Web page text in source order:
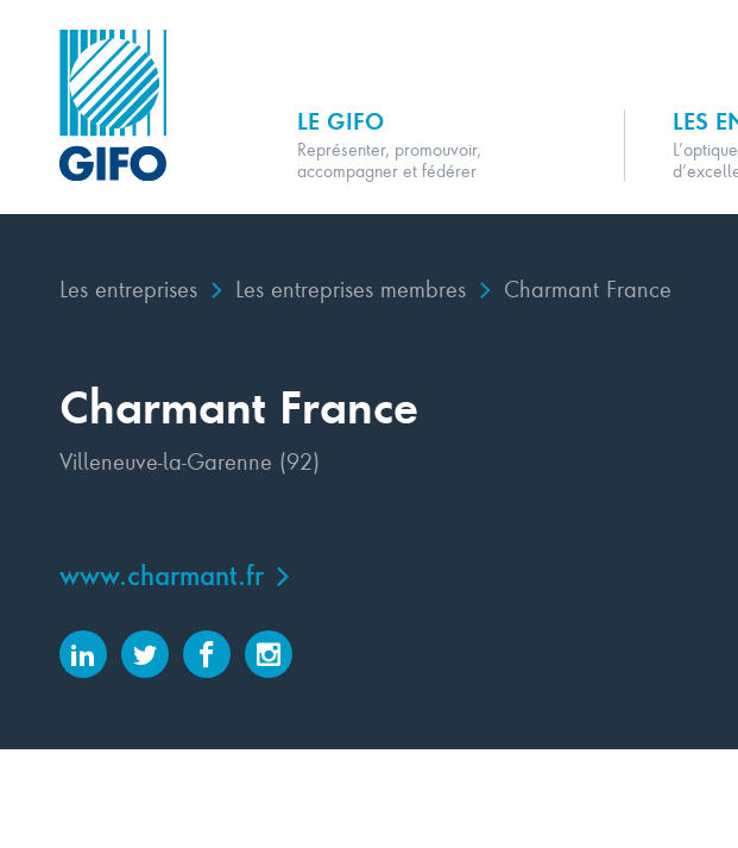
LE GIFO
Représenter, promouvoir,
accompagner et fédérer
LES
Les entreprises Les entreprises membres Charmant France
Charmant France
Villeneuve-la-Garenne (92)
www.charmant.fr